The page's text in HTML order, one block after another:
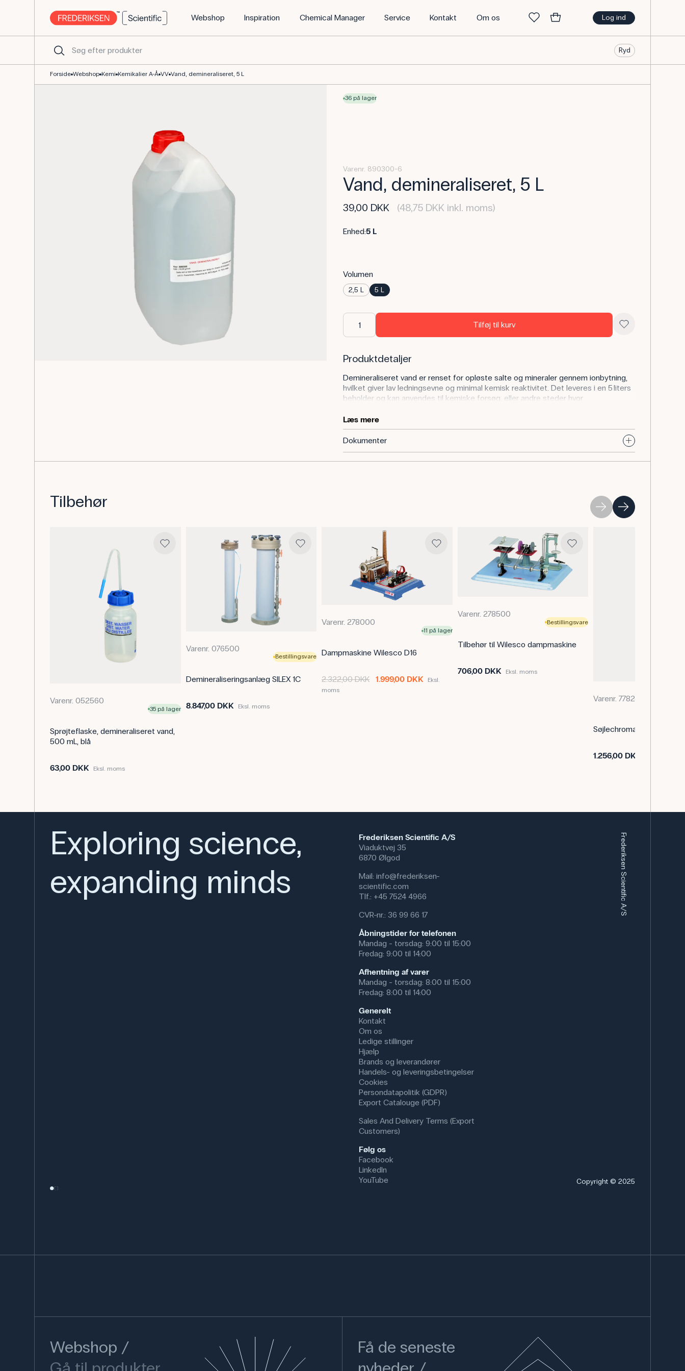
Log ind
Webshop Inspiration Chemical Manager Service Kontakt Om os
Ryd
Forside Webshop Kemi Kemikalier A-Å VV Vand, demineraliseret, 5 L
36 på lager
Varenr. 890300-6
Vand, demineraliseret, 5 L
39,00 DKK (48,75 DKK inkl. moms)
Enhed:5 L
Volumen
2,5 L 5 L
Tilføj til kurv
Produktdetaljer
Demineraliseret vand er renset for opløste salte og mineraler gennem ionbytning,
hvilket giver lav ledningsevne og minimal kemisk reaktivitet. Det leveres i en 5 liters
beholder og kan anvendes til kemiske forsøg, eller andre steder hvor
Anvendelse af produktet
I naturfagsundervisningen bruges demineraliseret vand til fremstilling af
opløsninger, skylning af laboratorieudstyr og i forsøg, hvor uønskede ioner kan
Synonym: Ionbyttet vand
CAS NR: 7732-18-5
Molmasse: 18 g/mol
Formel: H₂O
Læs mere
Dokumenter
Tilbehør
Varenr. 052560
35 på lager
Sprøjteflaske, demineraliseret vand,
500 mL, blå
63,00 DKK Eksl. moms
Varenr. 076500
Bestillingsvare
Demineraliseringsanlæg SILEX 1C
8.847,00 DKK Eksl. moms
Varenr. 278000
11 på lager
Dampmaskine Wilesco D16
2.322,00 DKK 1.999,00 DKK
Eksl.
moms
Varenr. 278500
Bestillingsvare
Tilbehør til Wilesco dampmaskine
706,00 DKK Eksl. moms
Varenr. 778243
Søjlechromatografi,
1.256,00 DKK
Exploring science,
expanding minds
Frederiksen Scientific A/S
Viaduktvej 35
6870 Ølgod
Mail: info@frederiksen-
scientific.com
Tlf.: +45 7524 4966
CVR-nr.: 36 99 66 17
Åbningstider for telefonen
Mandag - torsdag: 9:00 til 15:00
Fredag: 9:00 til 14:00
Afhentning af varer
Mandag - torsdag: 8:00 til 15:00
Fredag: 8:00 til 14:00
Generelt
Kontakt
Om os
Ledige stillinger
Hjælp
Brands og leverandører
Handels- og leveringsbetingelser
Cookies
Persondatapolitik (GDPR)
Export Catalouge (PDF)
Sales And Delivery Terms (Export
Customers)
Følg os
Facebook
LinkedIn
YouTube
Frederiksen Scientific A/S
Copyright © 2025
Webshop
Få de seneste